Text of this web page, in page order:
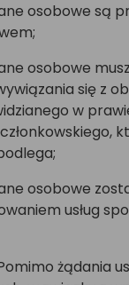
osobowe są
osobowe
się z
w
osobowe
usług
żądania